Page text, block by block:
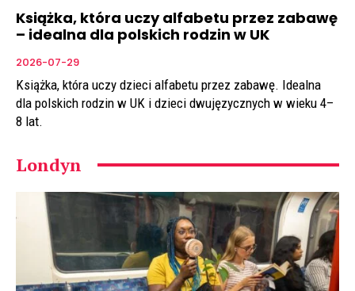
Książka, która uczy alfabetu przez zabawę
– idealna dla polskich rodzin w UK
2026-07-29
Książka, która uczy dzieci alfabetu przez zabawę. Idealna
dla polskich rodzin w UK i dzieci dwujęzycznych w wieku 4–
8 lat.
Londyn